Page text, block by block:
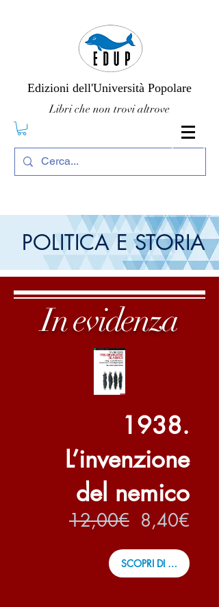
Edizioni dell'Università Popolare
Libri che non trovi altrove
POLITICA E STORIA
In evidenza
1938.
L’invenzione
del nemico
12,00€ Prezzo
8,40€
SCOPRI DI PIÙ